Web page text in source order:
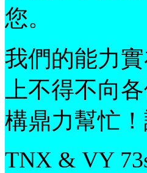
您。
我們的能力
上不得不向
構鼎力幫忙
TNX & VY